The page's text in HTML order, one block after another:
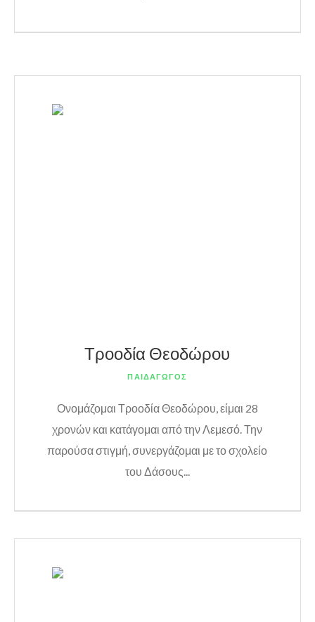
Τροοδία Θεοδώρου
ΠΑΙΔΑΓΩΓΟΣ
Ονομάζομαι Τροοδία Θεοδώρου, είμαι 28
χρονών και κατάγομαι από την Λεμεσό. Την
παρούσα στιγμή, συνεργάζομαι με το σχολείο
του Δάσους...